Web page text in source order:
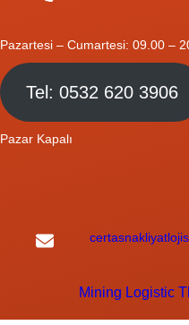
Pazartesi – Cumartesi: 09.00 –
Tel: 0532 620 3906
Pazar Kapalı
Mining Logistic